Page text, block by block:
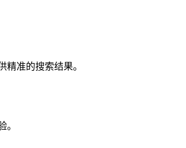
准的搜索结果。